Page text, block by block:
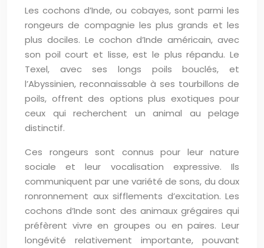
Les cochons d’Inde, ou cobayes, sont parmi les
rongeurs de compagnie les plus grands et les
plus dociles. Le cochon d’Inde américain, avec
son poil court et lisse, est le plus répandu. Le
Texel, avec ses longs poils bouclés, et
l’Abyssinien, reconnaissable à ses tourbillons de
poils, offrent des options plus exotiques pour
ceux qui recherchent un animal au pelage
distinctif.
Ces rongeurs sont connus pour leur nature
sociale et leur vocalisation expressive. Ils
communiquent par une variété de sons, du doux
ronronnement aux sifflements d’excitation. Les
cochons d’Inde sont des animaux grégaires qui
préfèrent vivre en groupes ou en paires. Leur
longévité relativement importante, pouvant